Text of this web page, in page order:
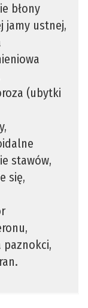
błony
jamy ustnej,
(ubytki
stawów,
się,
paznokci,